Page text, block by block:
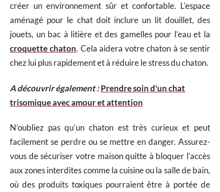
créer un environnement sûr et confortable. L’espace
aménagé pour le chat doit inclure un lit douillet, des
jouets, un bac à litière et des gamelles pour l’eau et la
croquette chaton. Cela aidera votre chaton à se sentir
chez lui plus rapidement et à réduire le stress du chaton.
A découvrir également :Prendre soin d'un chat
trisomique avec amour et attention
N’oubliez pas qu’un chaton est très curieux et peut
facilement se perdre ou se mettre en danger. Assurez-
vous de sécuriser votre maison quitte à bloquer l’accès
aux zones interdites comme la cuisine ou la salle de bain,
où des produits toxiques pourraient être à portée de